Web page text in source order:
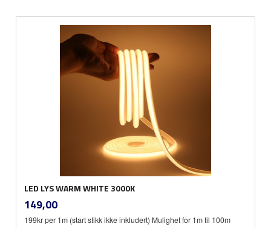
LED LYS WARM WHITE 3000K
Pris
149,00mva.
199kr per 1m (start stikk ikke inkludert) Mulighet for 1m til 100m